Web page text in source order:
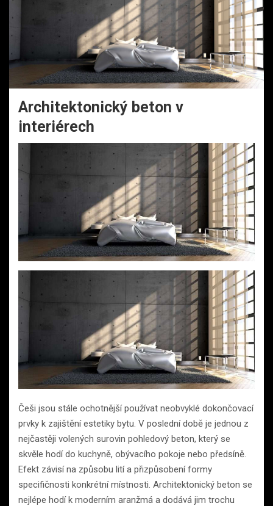
Architektonický beton v
interiérech
Češi jsou stále ochotnější používat neobvyklé dokončovací
prvky k zajištění estetiky bytu. V poslední době je jednou z
nejčastěji volených surovin pohledový beton, který se
skvěle hodí do kuchyně, obývacího pokoje nebo předsíně.
Efekt závisí na způsobu lití a přizpůsobení formy
specifičnosti konkrétní místnosti. Architektonický beton se
nejlépe hodí k moderním aranžmá a dodává jim trochu